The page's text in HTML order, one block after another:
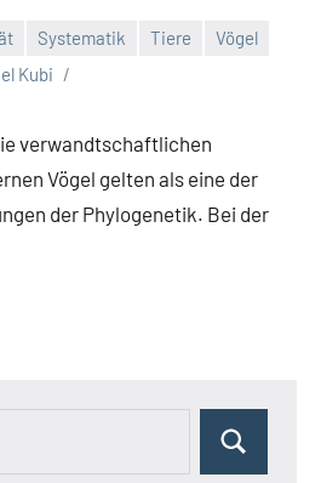
Systematik Tiere
Vögel
Kubi
verwandtschaftlichen
Vögel gelten als eine der
der Phylogenetik. Bei der
Suchen